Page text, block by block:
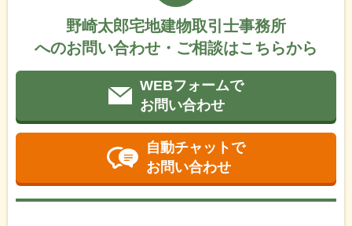
野崎太郎宅地建物取引士事務所
へのお問い合わせ・ご相談はこちらから
WEBフォームで
お問い合わせ
自動チャットで
お問い合わせ